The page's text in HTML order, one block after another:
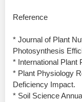
Reference
* Journal of Plant
Photosynthesis
* International Plant
* Plant Physiology
Deficiency Impact.
* Soil Science